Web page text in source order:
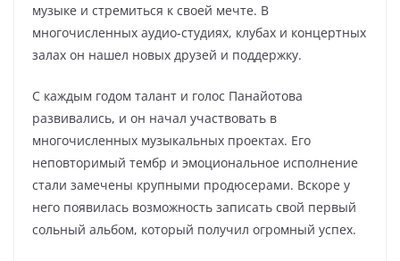
музыке и стремиться к своей мечте. В
многочисленных аудио-студиях, клубах и концертных
залах он нашел новых друзей и поддержку.
С каждым годом талант и голос Панайотова
развивались, и он начал участвовать в
многочисленных музыкальных проектах. Его
неповторимый тембр и эмоциональное исполнение
стали замечены крупными продюсерами. Вскоре у
него появилась возможность записать свой первый
сольный альбом, который получил огромный успех.